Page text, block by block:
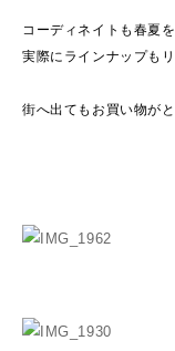
コーディネイトも春夏
実際にラインナップも
街へ出てもお買い物が